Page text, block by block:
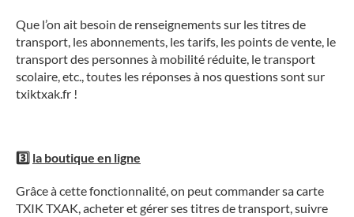
Que l’on ait besoin de renseignements sur les titres de
transport, les abonnements, les tarifs, les points de vente, le
transport des personnes à mobilité réduite, le transport
scolaire, etc., toutes les réponses à nos questions sont sur
txiktxak.fr !
3️⃣ la boutique en ligne
Grâce à cette fonctionnalité, on peut commander sa carte
TXIK TXAK, acheter et gérer ses titres de transport, suivre